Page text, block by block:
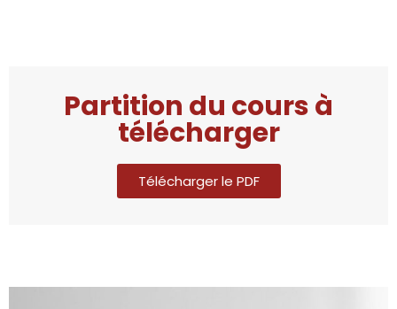
Partition du cours à
télécharger
Télécharger le PDF